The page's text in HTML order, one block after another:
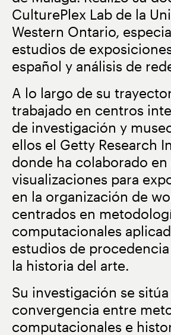
CulturePlex Lab de la
Western Ontario,
estudios de
español y análisis de
A lo largo de su
trabajado en centros
de investigación y
ellos el Getty Research
donde ha colaborado
visualizaciones para
en la organización de
centrados en
computacionales
estudios de
la historia del arte.
Su investigación se sitúa
convergencia entre
computacionales e